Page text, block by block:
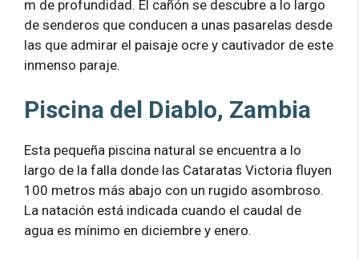
m de profundidad. El cañón se descubre a lo largo
de senderos que conducen a unas pasarelas desde
las que admirar el paisaje ocre y cautivador de este
inmenso paraje.
Piscina del Diablo, Zambia
Esta pequeña piscina natural se encuentra a lo
largo de la falla donde las Cataratas Victoria fluyen
100 metros más abajo con un rugido asombroso.
La natación está indicada cuando el caudal de
agua es mínimo en diciembre y enero.